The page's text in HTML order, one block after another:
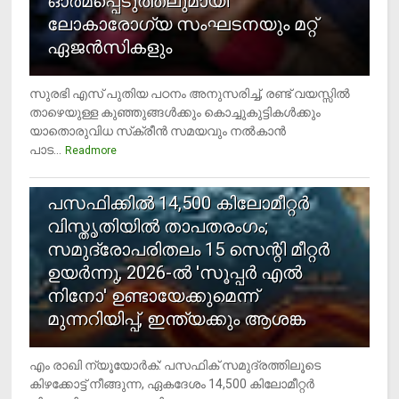
ലോകാരോഗ്യ സംഘടനയും മറ്റ്
ഏജന്‍സികളും
സുരഭി എസ് പുതിയ പഠനം അനുസരിച്ച്, രണ്ട് വയസ്സില്‍
താഴെയുള്ള കുഞ്ഞുങ്ങള്‍ക്കും കൊച്ചുകുട്ടികള്‍ക്കും
യാതൊരുവിധ സ്‌ക്രീന്‍ സമയവും നല്‍കാന്‍
പാട...
Readmore
പസഫിക്കില്‍ 14,500 കിലോമീറ്റര്‍
വിസ്തൃതിയില്‍ താപതരംഗം;
സമുദ്രോപരിതലം 15 സെന്റി മീറ്റര്‍
ഉയര്‍ന്നു, 2026-ല്‍ 'സൂപ്പര്‍ എല്‍
നിനോ' ഉണ്ടായേക്കുമെന്ന്
മുന്നറിയിപ്പ്, ഇന്ത്യക്കും ആശങ്ക
എം രാഖി ന്യൂയോര്‍ക്: പസഫിക് സമുദ്രത്തിലൂടെ
കിഴക്കോട്ട് നീങ്ങുന്ന, ഏകദേശം 14,500 കിലോമീറ്റര്‍